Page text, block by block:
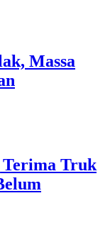
Massa
Terima Truk